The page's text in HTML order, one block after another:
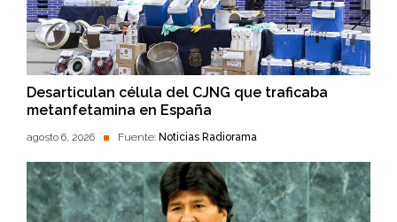
Desarticulan célula del CJNG que traficaba
metanfetamina en España
agosto 6, 2026 Fuente: Noticias Radiorama